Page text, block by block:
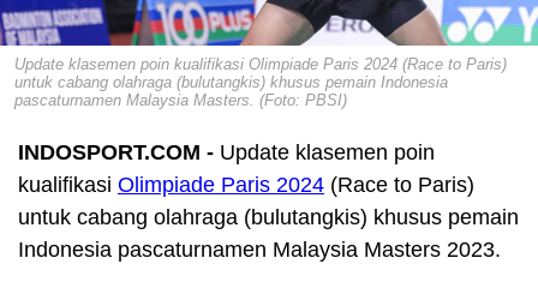
Update klasemen poin kualifikasi Olimpiade Paris 2024 (Race to Paris)
untuk cabang olahraga (bulutangkis) khusus pemain Indonesia
pascaturnamen Malaysia Masters. (Foto: PBSI)
INDOSPORT.COM - Update klasemen poin
kualifikasi Olimpiade Paris 2024 (Race to Paris)
untuk cabang olahraga (bulutangkis) khusus pemain
Indonesia pascaturnamen Malaysia Masters 2023.